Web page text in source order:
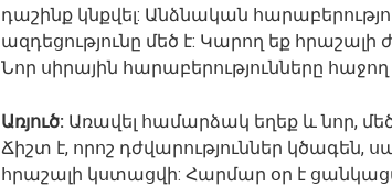
դաշինք կնքվել: Անձնական
ազդեցությունը մեծ է: Կարող եք
Նոր սիրային հարաբերությունները
Առյուծ: Առավել համարձակ եղեք և նոր,
Ճիշտ է, որոշ դժվարություններ կծագեն,
հրաշալի կստացվի: Հարմար օր է